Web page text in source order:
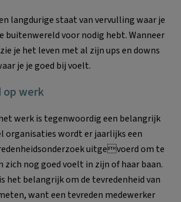
langdurige staat van vervulling waar je
buitenwereld voor nodig hebt. Wanneer
je het leven met al zijn ups en downs
je je goed bij voelt.
op werk
werk is tegenwoordig een belangrijk
organisaties wordt er jaarlijks een
uitgevoerd om te
zich nog goed voelt in zijn of haar baan.
het belangrijk om de tevredenheid van
want een tevreden medewerker